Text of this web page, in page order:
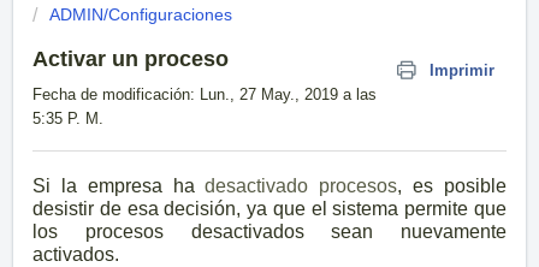
ADMIN/Configuraciones
Activar un proceso
Imprimir
Fecha de modificación: Lun., 27 May., 2019 a las
5:35 P. M.
Si la empresa hadesactivado procesos, es posible
desistir de esa decisión, ya que el sistema permite que
los procesos desactivados sean nuevamente
activados.